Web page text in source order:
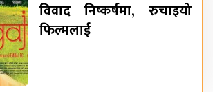
विवाद निष्कर्षमा, रुचाइयो
फिल्मलाई